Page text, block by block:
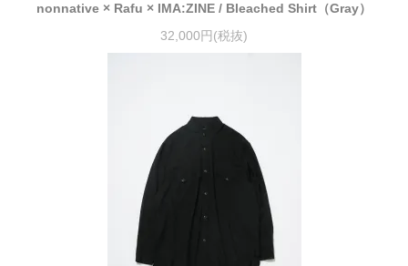
nonnative × Rafu × IMA:ZINE / Bleached Shirt（Gray）
32,000円(税抜)